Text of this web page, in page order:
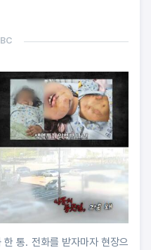
통. 전화를 받자마자 현장으